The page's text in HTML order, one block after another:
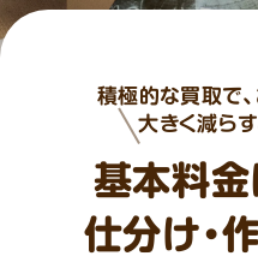
基本料
仕分け・
積極的な買取で
大きく減ら